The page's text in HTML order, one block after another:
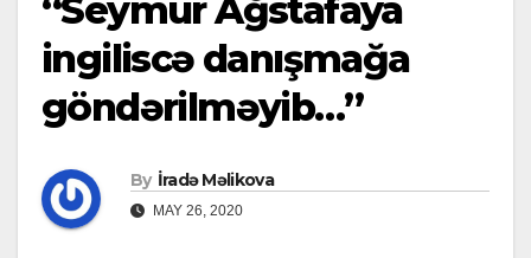
“Seymur Ağstafaya
ingiliscə danışmağa
göndərilməyib…”
By İradə Məlikova
MAY 26, 2020